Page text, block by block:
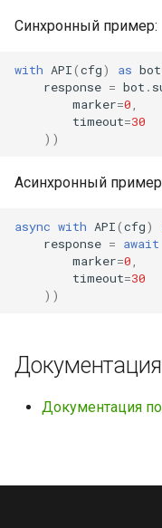
Синхронный пример:
with API(cfg) as bot
response = bot .
marker=0
timeout=30
))
Асинхронный
async with API(cfg)
response = await
marker=0
timeout=30
))
Документация